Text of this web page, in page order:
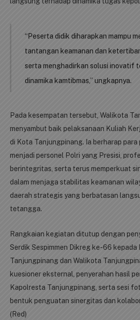
“Peserta didik diharapkan mampu
tantangan keamanan dan
serta menghadirkan solusi inovatif
dinamika kamtibmas,” ungkapnya.
Pada kesempatan tersebut, Walikota
menyambut baik pelaksanaan Kuliah
di Kota Tanjungpinang. Ia berharap
menjadi personel Polri yang Presisi,
berintegritas, serta terus memperkuat
dalam menjaga stabilitas keamanan
daerah strategis yang berbatasan
tetangga.
Rangkaian kegiatan ditutup dengan
Serdik Sespimmen Dikreg ke-66 kepada
Tanjungpinang dan Walikota
kuesioner eksternal, penyerahan hasil
Kapolresta Tanjungpinang, serta sesi
bentuk penguatan sinergitas dan
(Red)